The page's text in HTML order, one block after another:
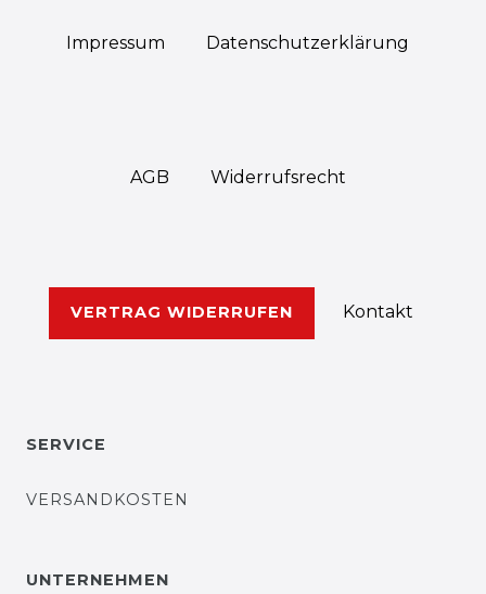
Impressum Daten­schutz­erklärung
AGB Widerrufs­recht
VERTRAG WIDERRUFEN Kontakt
SERVICE
VERSANDKOSTEN
UNTERNEHMEN